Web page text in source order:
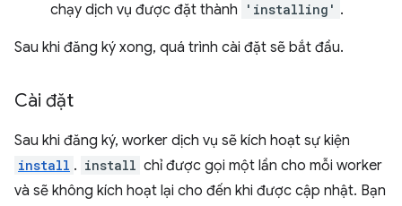
chạy dịch vụ được đặt thành
'installing' .
Sau khi đăng ký xong, quá trình cài đặt sẽ bắt đầu.
Cài đặt
Sau khi đăng ký, worker dịch vụ sẽ kích hoạt sự kiện
install . install chỉ được gọi một lần cho mỗi worker
và sẽ không kích hoạt lại cho đến khi được cập nhật. Bạn